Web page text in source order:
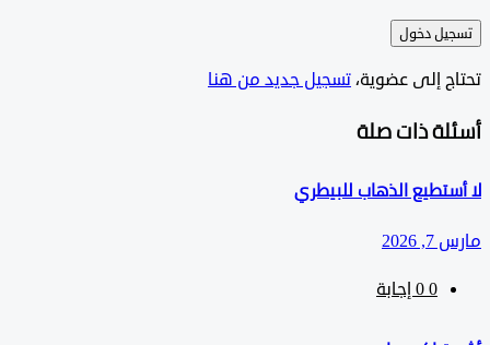
دخول
إلى عضوية،‫تسجيل جديد من هنا
ذات صلة
الذهاب للبيطري